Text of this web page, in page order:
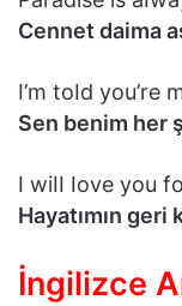
Cennet daima
I’m toId you’re
Sen benim her
I wiII Iove you
Hayatımın geri
İngilizce